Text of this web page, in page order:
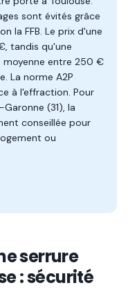
sont évités grâce
la FFB. Le prix d'une
tandis qu'une
entre 250 €
La norme A2P
à l'effraction. Pour
(31), la
conseillée pour
ou
serrure
: sécurité